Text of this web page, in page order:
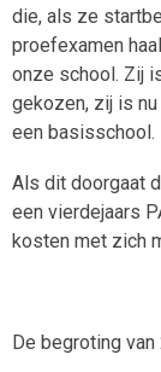
die, als ze
proefexamen
onze school. Zij
gekozen, zij is
een basisschool.
Als dit doorgaat
een vierdejaars
kosten met zich
De begroting